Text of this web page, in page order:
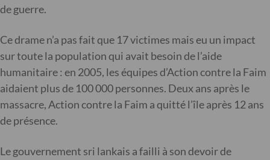
de guerre.
Ce drame n’a pas fait que 17 victimes mais eu un impact
sur toute la population qui avait besoin de l’aide
humanitaire : en 2005, les équipes d’Action contre la Faim
aidaient plus de 100 000 personnes. Deux ans après le
massacre, Action contre la Faim a quitté l’île après 12 ans
de présence.
Le gouvernement sri lankais a failli à son devoir de